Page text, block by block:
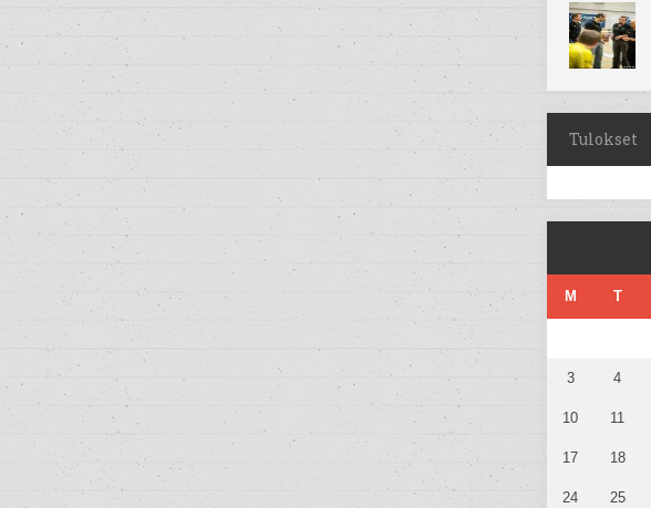
Tulokset
M T
3 4
10 11
17 18
24 25